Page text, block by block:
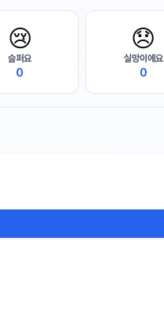
😢
슬퍼요
0
😞
실망이에요
0